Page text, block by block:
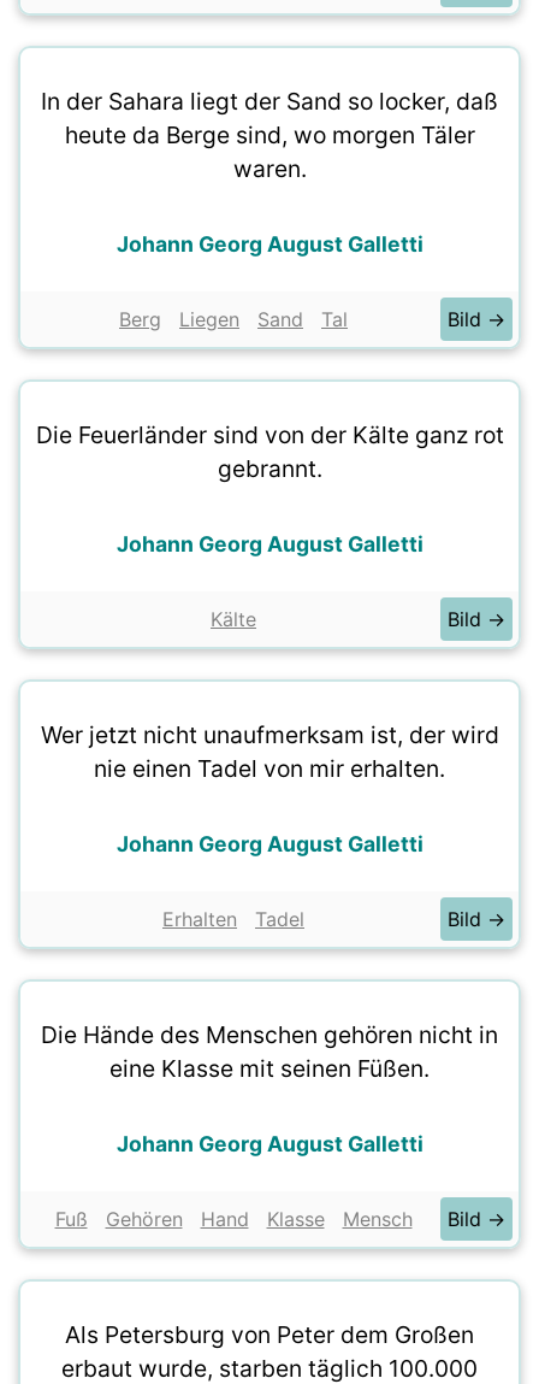
In der Sahara liegt der Sand so locker, daß
heute da Berge sind, wo morgen Täler
waren.
Johann Georg August Galletti
Berg Liegen Sand Tal Bild →
Die Feuerländer sind von der Kälte ganz rot
gebrannt.
Johann Georg August Galletti
Kälte Bild →
Wer jetzt nicht unaufmerksam ist, der wird
nie einen Tadel von mir erhalten.
Johann Georg August Galletti
Erhalten Tadel Bild →
Die Hände des Menschen gehören nicht in
eine Klasse mit seinen Füßen.
Johann Georg August Galletti
Fuß Gehören Hand Klasse Mensch Bild →
Als Petersburg von Peter dem Großen
erbaut wurde, starben täglich 100.000